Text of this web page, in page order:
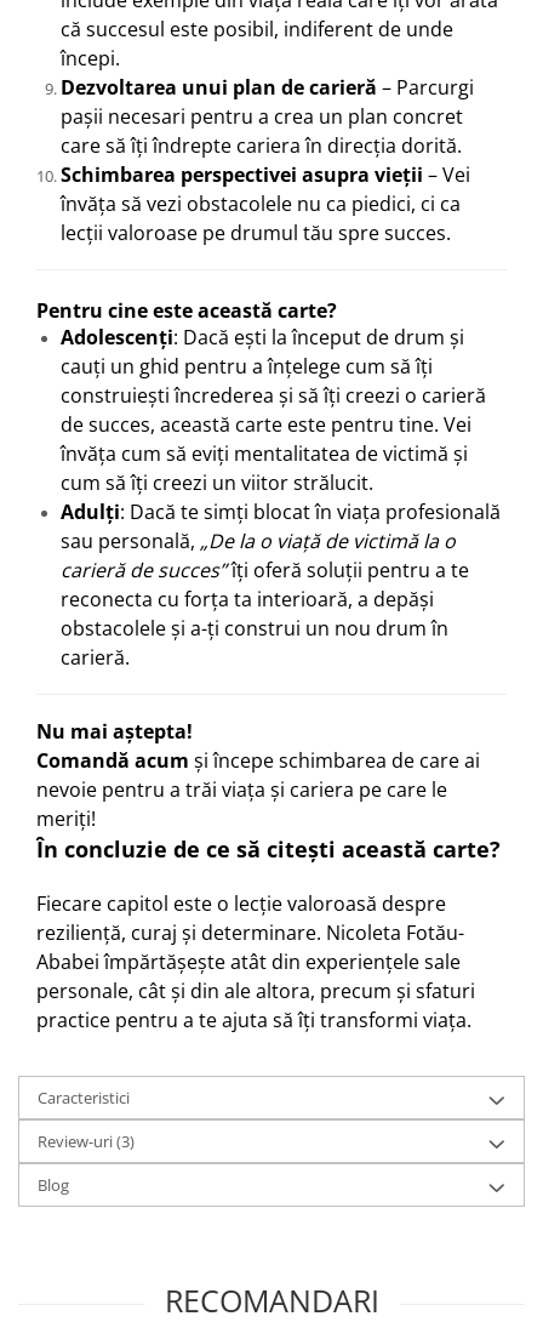
că succesul este posibil, indiferent de unde
începi.
Dezvoltarea unui plan de carieră – Parcurgi
pașii necesari pentru a crea un plan concret
care să îți îndrepte cariera în direcția dorită.
Schimbarea perspectivei asupra vieții – Vei
învăța să vezi obstacolele nu ca piedici, ci ca
lecții valoroase pe drumul tău spre succes.
Pentru cine este această carte?
Adolescenți: Dacă ești la început de drum și
cauți un ghid pentru a înțelege cum să îți
construiești încrederea și să îți creezi o carieră
de succes, această carte este pentru tine. Vei
învăța cum să eviți mentalitatea de victimă și
cum să îți creezi un viitor strălucit.
Adulți: Dacă te simți blocat în viața profesională
sau personală, „De la o viață de victimă la o
carieră de succes”îți oferă soluții pentru a te
reconecta cu forța ta interioară, a depăși
obstacolele și a-ți construi un nou drum în
carieră.
Nu mai aștepta!
Comandă acum și începe schimbarea de care ai
nevoie pentru a trăi viața și cariera pe care le
meriți!
În concluzie de ce să citești această carte?
Fiecare capitol este o lecție valoroasă despre
reziliență, curaj și determinare. Nicoleta Fotău-
Ababei împărtășește atât din experiențele sale
personale, cât și din ale altora, precum și sfaturi
practice pentru a te ajuta să îți transformi viața.
Caracteristici
Review-uri(3)
Blog
RECOMANDARI